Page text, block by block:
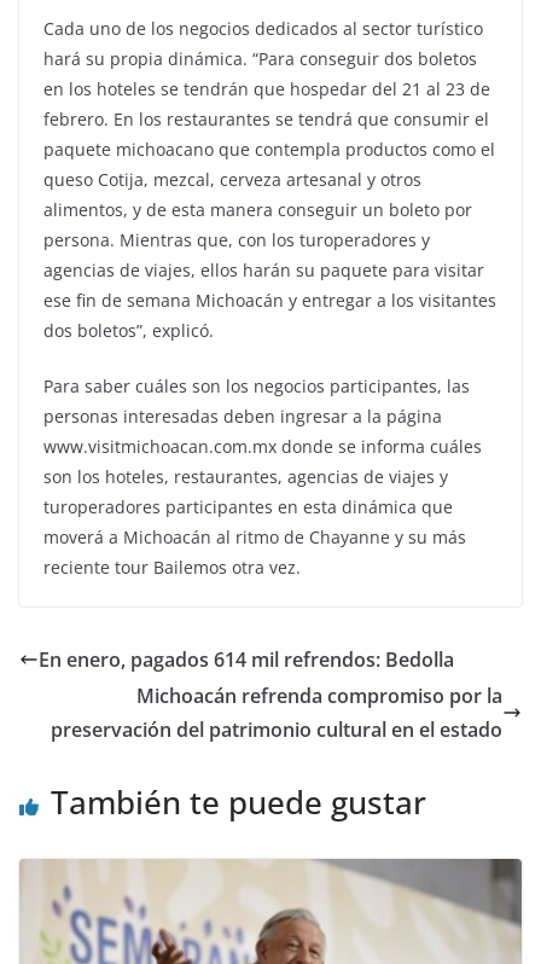
Cada uno de los negocios dedicados al sector turístico
hará su propia dinámica. “Para conseguir dos boletos
en los hoteles se tendrán que hospedar del 21 al 23 de
febrero. En los restaurantes se tendrá que consumir el
paquete michoacano que contempla productos como el
queso Cotija, mezcal, cerveza artesanal y otros
alimentos, y de esta manera conseguir un boleto por
persona. Mientras que, con los turoperadores y
agencias de viajes, ellos harán su paquete para visitar
ese fin de semana Michoacán y entregar a los visitantes
dos boletos”, explicó.
Para saber cuáles son los negocios participantes, las
personas interesadas deben ingresar a la página
www.visitmichoacan.com.mx donde se informa cuáles
son los hoteles, restaurantes, agencias de viajes y
turoperadores participantes en esta dinámica que
moverá a Michoacán al ritmo de Chayanne y su más
reciente tour Bailemos otra vez.
En enero, pagados 614 mil refrendos: Bedolla
Michoacán refrenda compromiso por la
preservación del patrimonio cultural en el estado
También te puede gustar